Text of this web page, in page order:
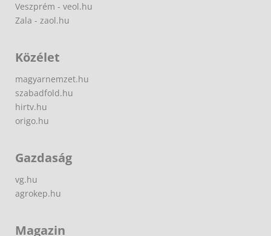
Veszprém - veol.hu
Zala - zaol.hu
Közélet
magyarnemzet.hu
szabadfold.hu
hirtv.hu
origo.hu
Gazdaság
vg.hu
agrokep.hu
Magazin